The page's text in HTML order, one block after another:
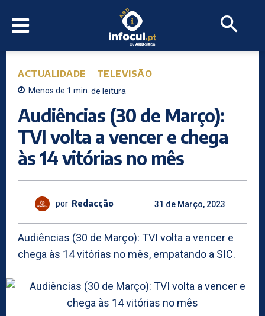
ACTUALIDADE TELEVISÃO
Menos de 1 min. de leitura
Audiências (30 de Março):
TVI volta a vencer e chega
às 14 vitórias no mês
por Redacção 31 de Março, 2023
Audiências (30 de Março): TVI volta a vencer e
chega às 14 vitórias no mês, empatando a SIC.